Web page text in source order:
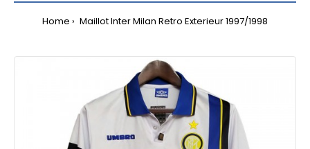
Home Maillot Inter Milan Retro Exterieur 1997/1998